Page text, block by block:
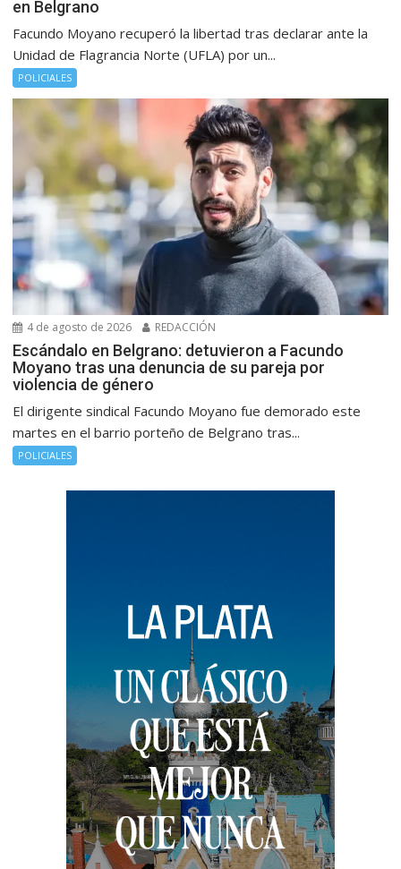
en Belgrano
Facundo Moyano recuperó la libertad tras declarar ante la
Unidad de Flagrancia Norte (UFLA) por un...
POLICIALES
4 de agosto de 2026 REDACCIÓN
Escándalo en Belgrano: detuvieron a Facundo
Moyano tras una denuncia de su pareja por
violencia de género
El dirigente sindical Facundo Moyano fue demorado este
martes en el barrio porteño de Belgrano tras...
POLICIALES